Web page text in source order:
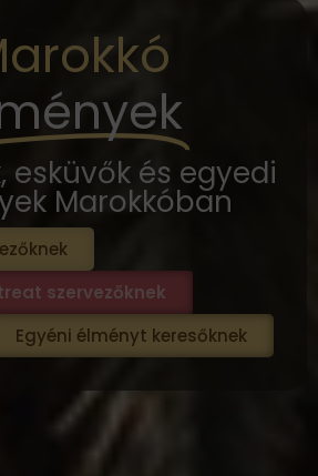
esküvők és egyedi
Marokkóban
szervezőknek
Egyéni élményt keresőknek